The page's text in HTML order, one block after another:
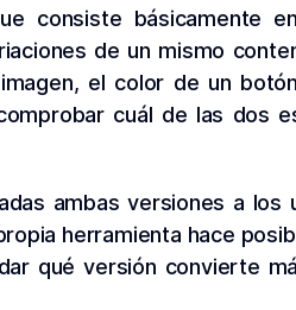
consiste básicamente
de un mismo
el color de un
cuál de las dos
ambas versiones a los
herramienta hace
qué versión convierte